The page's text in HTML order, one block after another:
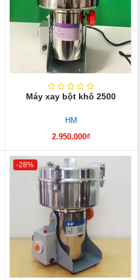
Máy xay bột khô 2500
HM
2.950.000₫
-28%